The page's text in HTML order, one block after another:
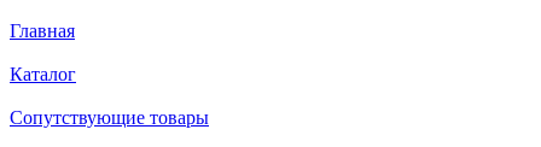
Главная
Каталог
Сопутствующие товары